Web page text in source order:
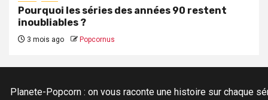
Pourquoi les séries des années 90 restent
inoubliables ?
3 mois ago Popcornus
Planete-Popcorn : on vous raconte une histoire sur chaque